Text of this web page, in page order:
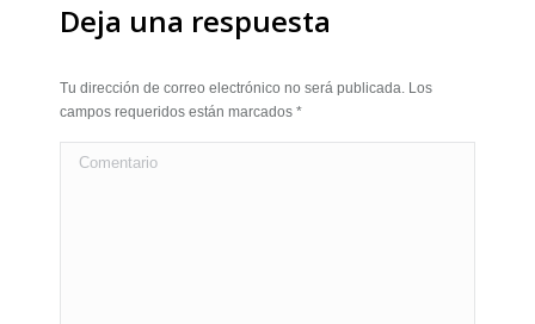
Deja una respuesta
Tu dirección de correo electrónico no será publicada. Los
campos requeridos están marcados *
Comentario